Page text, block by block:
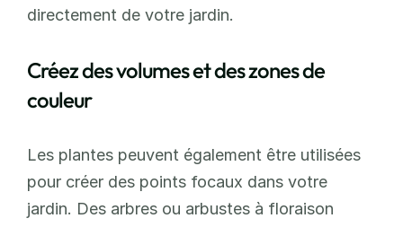
directement de votre jardin.
Créez des volumes et des zones de
couleur
Les plantes peuvent également être utilisées
pour créer des points focaux dans votre
jardin. Des arbres ou arbustes à floraison